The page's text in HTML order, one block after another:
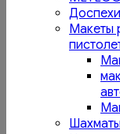
Макеты
Шахматы